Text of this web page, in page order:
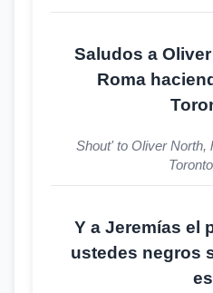
Saludos a
Roma
Shout' to Oliver North,
Y a Jeremías el
ustedes negros
es